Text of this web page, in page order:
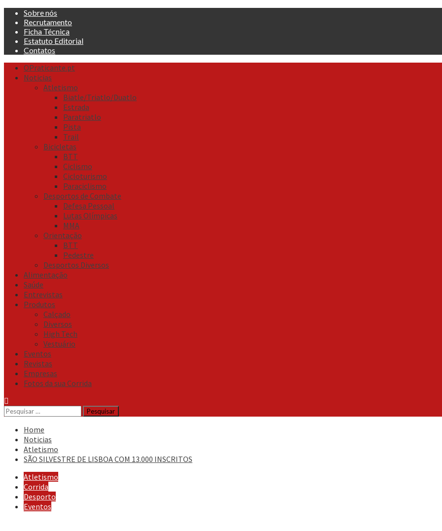
Skip
content
Sobre nós
Recrutamento
Ficha Técnica
Estatuto Editorial
Contatos
Primary
Menu
OPraticante.pt
Noticias
Atletismo
Biatle/Triatlo/Duatlo
Estrada
Paratriatlo
Pista
Trail
Bicicletas
BTT
Ciclismo
Cicloturismo
Paraciclismo
Desportos de Combate
Defesa Pessoal
Lutas Olímpicas
MMA
Orientação
BTT
Pedestre
Desportos Diversos
Alimentação
Saúde
Entrevistas
Produtos
Calçado
Diversos
High Tech
Vestuário
Eventos
Revistas
Empresas
Fotos da sua Corrida
Pesquisar
por:
Home
Noticias
Atletismo
SÃO SILVESTRE DE LISBOA COM 13.000 INSCRITOS
Atletismo
Corrida
Desporto
Eventos